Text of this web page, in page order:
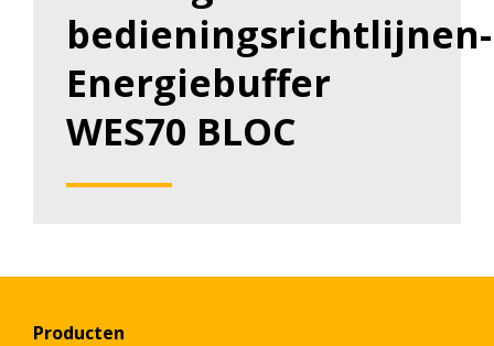
bedieningsrichtlijnen-
Energiebuffer
WES70 BLOC
Producten